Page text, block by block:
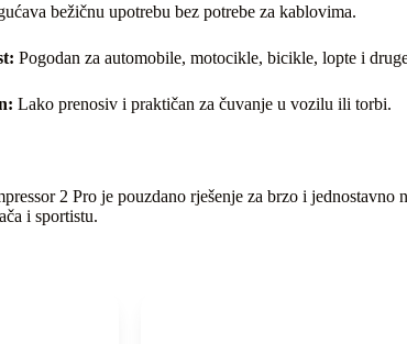
bežičnu upotrebu bez potrebe za kablovima.
Pogodan za automobile, motocikle, bicikle, lopte i
Lako prenosiv i praktičan za čuvanje u vozilu ili torbi.
2 Pro je pouzdano rješenje za brzo i
i sportistu.